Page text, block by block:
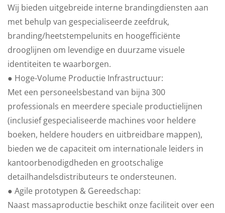
Wij bieden uitgebreide interne brandingdiensten aan
met behulp van gespecialiseerde zeefdruk,
branding/heetstempelunits en hoogefficiënte
drooglijnen om levendige en duurzame visuele
identiteiten te waarborgen.
● Hoge-Volume Productie Infrastructuur:
Met een personeelsbestand van bijna 300
professionals en meerdere speciale productielijnen
(inclusief gespecialiseerde machines voor heldere
boeken, heldere houders en uitbreidbare mappen),
bieden we de capaciteit om internationale leiders in
kantoorbenodigdheden en grootschalige
detailhandelsdistributeurs te ondersteunen.
● Agile prototypen & Gereedschap:
Naast massaproductie beschikt onze faciliteit over een